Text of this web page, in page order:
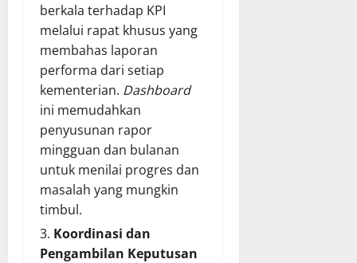
berkala terhadap KPI
melalui rapat khusus yang
membahas laporan
performa dari setiap
kementerian. Dashboard
ini memudahkan
penyusunan rapor
mingguan dan bulanan
untuk menilai progres dan
masalah yang mungkin
timbul.
Koordinasi dan
Pengambilan Keputusan